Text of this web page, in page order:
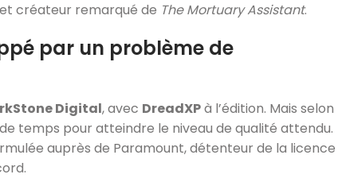
créateur remarqué de The Mortuary Assistant.
par un problème de
Digital, avec DreadXPà l’édition. Mais selon
temps pour atteindre le niveau de qualité attendu.
auprès de Paramount, détenteur de la licence